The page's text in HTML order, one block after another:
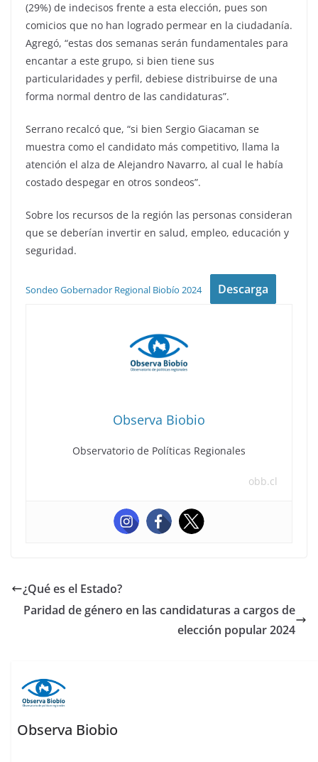
(29%) de indecisos frente a esta elección, pues son
comicios que no han logrado permear en la ciudadanía.
Agregó, “estas dos semanas serán fundamentales para
encantar a este grupo, si bien tiene sus
particularidades y perfil, debiese distribuirse de una
forma normal dentro de las candidaturas”.
Serrano recalcó que, “si bien Sergio Giacaman se
muestra como el candidato más competitivo, llama la
atención el alza de Alejandro Navarro, al cual le había
costado despegar en otros sondeos”.
Sobre los recursos de la región las personas consideran
que se deberían invertir en salud, empleo, educación y
seguridad.
Sondeo Gobernador Regional Biobío 2024 Descarga
Observa Biobio
Observatorio de Políticas Regionales
obb.cl
¿Qué es el Estado?
Paridad de género en las candidaturas a cargos de
elección popular 2024
Observa Biobio